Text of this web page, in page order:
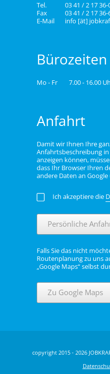
Tel.
03 41 / 2 17 36-
Fax
03 41 / 2 17 36-
E-Mail
info [ät]
Bürozeiten
Mo - Fr 7.00 - 16.00
Anfahrt
Damit wir Ihnen Ihre
Anfahrtsbeschreibung
anzeigen können,
dass Ihr Browser Ihren
andere Daten an
Ich akzeptiere die
Persönliche
Falls Sie das nicht
Routenplanung zu uns
„Google Maps“ selbst
Zu Google Maps
copyright 2015 - 2026